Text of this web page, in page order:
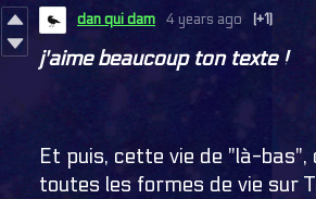
dan qui dam 4 years ago (+1)
j'aime beaucoup ton texte !
Et puis, cette vie de "là-
toutes les formes de vie sur